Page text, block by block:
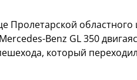
Пролетарской
Benz GL 350
который